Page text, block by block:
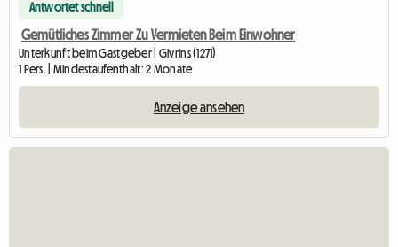
Antwortet schnell
Gemütliches Zimmer Zu Vermieten Beim Einwohner
Unterkunft beim Gastgeber | Givrins (1271)
1 Pers. | Mindestaufenthalt: 2 Monate
Anzeige ansehen